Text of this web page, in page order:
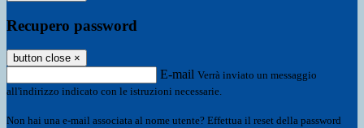
Recupero password
button close ×
E-mail Verrà inviato un messaggio
all'indirizzo indicato con le istruzioni necessarie.
Non hai una e-mail associata al nome utente? Effettua il reset della password